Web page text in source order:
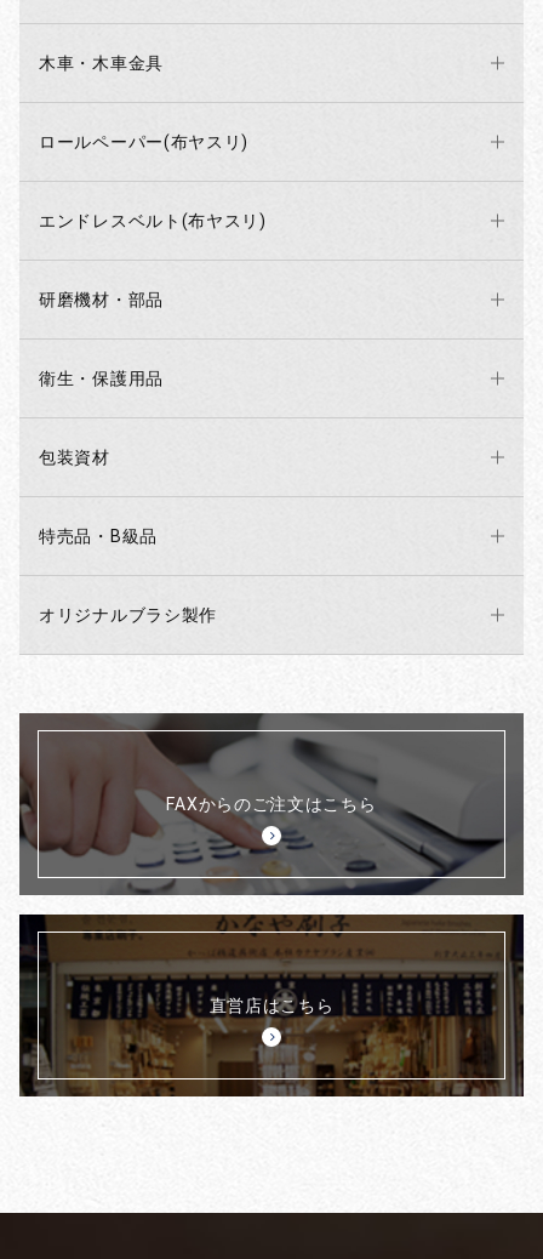
木車・木車金具
ロールペーパー(布ヤスリ)
エンドレスベルト(布ヤスリ)
研磨機材・部品
衛生・保護用品
包装資材
特売品・B級品
オリジナルブラシ製作
FAXからのご注文はこちら
直営店はこちら